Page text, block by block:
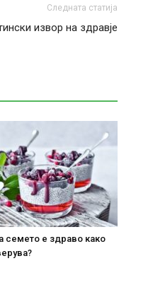
Следната статија
извор на здравје
семето е здраво како